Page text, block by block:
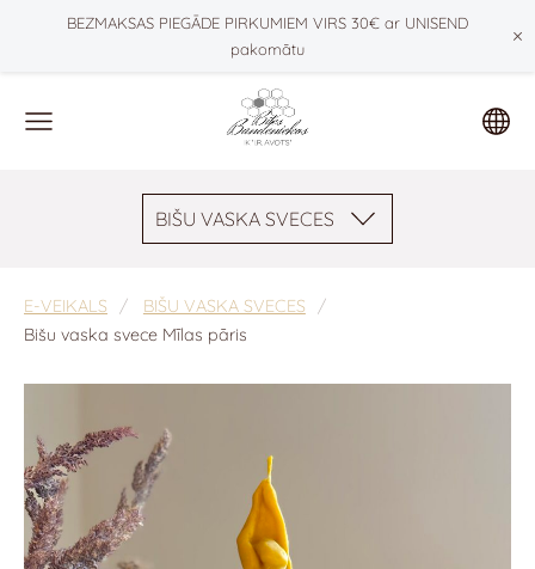
BEZMAKSAS PIEGĀDE PIRKUMIEM VIRS 30€ ar UNISEND
pakomātu
×
BIŠU VASKA SVECES
E-VEIKALS
BIŠU VASKA SVECES
Bišu vaska svece Mīlas pāris